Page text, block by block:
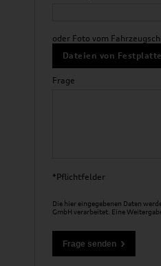
oder Foto vom
Dateien von
Frage
*Pflichtfelder
Die hier eingegebenen Daten
GmbH verarbeitet. Eine